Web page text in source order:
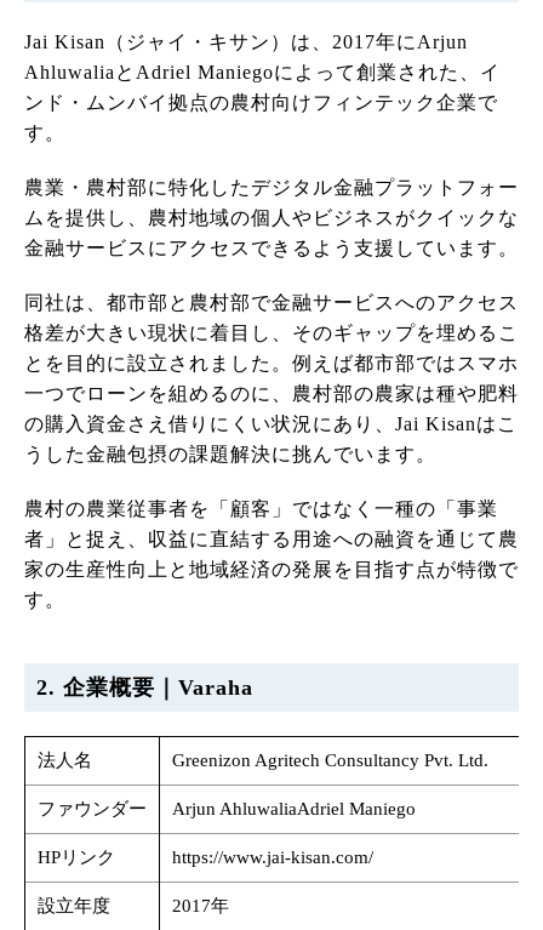
Jai Kisan（ジャイ・キサン）は、2017年にArjun
AhluwaliaとAdriel Maniegoによって創業された、イ
ンド・ムンバイ拠点の農村向けフィンテック企業で
す。
農業・農村部に特化したデジタル金融プラットフォー
ムを提供し、農村地域の個人やビジネスがクイックな
金融サービスにアクセスできるよう支援しています。
同社は、都市部と農村部で金融サービスへのアクセス
格差が大きい現状に着目し、そのギャップを埋めるこ
とを目的に設立されました。例えば都市部ではスマホ
一つでローンを組めるのに、農村部の農家は種や肥料
の購入資金さえ借りにくい状況にあり、Jai Kisanはこ
うした金融包摂の課題解決に挑んでいます。
農村の農業従事者を「顧客」ではなく一種の「事業
者」と捉え、収益に直結する用途への融資を通じて農
家の生産性向上と地域経済の発展を目指す点が特徴で
す。
2. 企業概要｜Varaha
法人名 Greenizon Agritech Consultancy Pvt. Ltd.
ファウンダー Arjun AhluwaliaAdriel Maniego
HPリンク https://www.jai-kisan.com/
設立年度 2017年